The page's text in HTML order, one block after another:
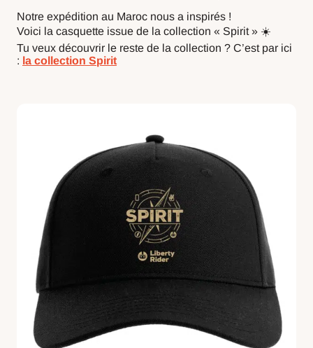
Notre expédition au Maroc nous a inspirés !
Voici la casquette issue de la collection « Spirit » ☀️
Tu veux découvrir le reste de la collection ? C’est par ici
: la collection Spirit